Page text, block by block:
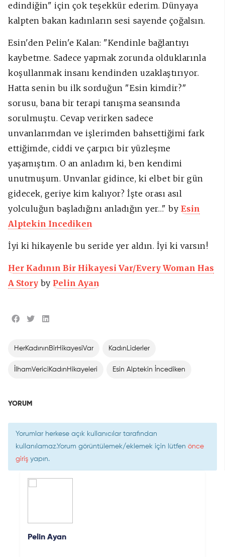
edindiğin" için çok teşekkür ederim. Dünyaya
kalpten bakan kadınların sesi sayende çoğalsın.
Esin'den Pelin'e Kalan: "Kendinle bağlantıyı
kaybetme. Sadece yapmak zorunda olduklarınla
koşullanmak insanı kendinden uzaklaştırıyor.
Hatta senin bu ilk sorduğun "Esin kimdir?"
sorusu, bana bir terapi tanışma seansında
sorulmuştu. Cevap verirken sadece
unvanlarımdan ve işlerimden bahsettiğimi fark
ettiğimde, ciddi ve çarpıcı bir yüzleşme
yaşamıştım. O an anladım ki, ben kendimi
unutmuşum. Unvanlar gidince, ki elbet bir gün
gidecek, geriye kim kalıyor? İşte orası asıl
yolculuğun başladığını anladığın yer…" byEsin
Alptekin Incediken
İyi ki hikayenle bu seride yer aldın. İyi ki varsın!
Her Kadının Bir Hikayesi Var/Every Woman Has
A Story byPelin Ayan
HerKadınınBirHikayesiVar KadınLiderler
İlhamVericiKadınHikayeleri Esin Alptekin İncediken
YORUM
Yorumlar herkese açık kullanıcılar tarafından
kullanılamaz.Yorum görüntülemek/eklemek için lütfen önce
giriş yapın.
Pelin Ayan